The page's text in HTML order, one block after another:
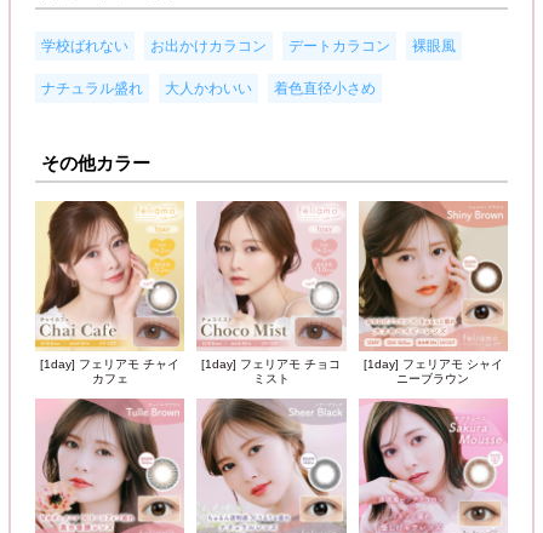
学校ばれない お出かけカラコン デートカラコン 裸眼風
ナチュラル盛れ 大人かわいい 着色直径小さめ
その他カラー
[1day] フェリアモ チャイ
カフェ
[1day] フェリアモ チョコ
ミスト
[1day] フェリアモ シャイ
ニーブラウン